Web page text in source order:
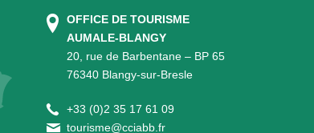
OFFICE DE TOURISME
AUMALE-BLANGY
20, rue de Barbentane – BP 65
76340 Blangy-sur-Bresle
+33 (0)2 35 17 61 09
tourisme@cciabb.fr